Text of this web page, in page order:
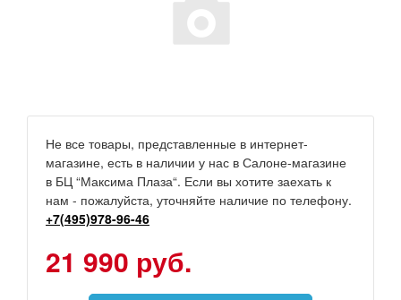
Не все товары, представленные в интернет-
магазине, есть в наличии у нас в Салоне-магазине
в БЦ “Максима Плаза“. Если вы хотите заехать к
нам - пожалуйста, уточняйте наличие по телефону.
+7(495)978-96-46
21 990 руб.